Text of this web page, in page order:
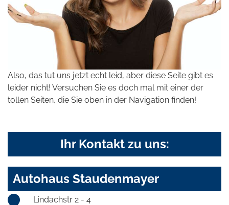
Also, das tut uns jetzt echt leid, aber diese Seite gibt es
leider nicht! Versuchen Sie es doch mal mit einer der
tollen Seiten, die Sie oben in der Navigation finden!
Ihr Kontakt zu uns:
Autohaus Staudenmayer
Lindachstr 2 - 4